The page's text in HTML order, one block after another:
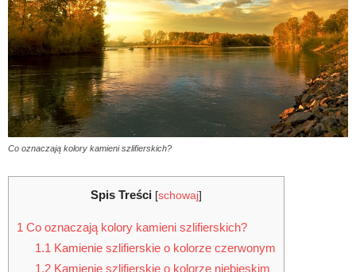
Co oznaczają kolory kamieni szlifierskich?
Spis Treści [schowaj]
1 Co oznaczają kolory kamieni szlifierskich?
1.1 Kamienie szlifierskie o kolorze czerwonym
1.2Kamienie szlifierskie o kolorze niebieskim